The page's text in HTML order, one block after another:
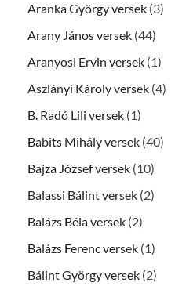
Aranka György versek (3)
Arany János versek (44)
Aranyosi Ervin versek (1)
Aszlányi Károly versek (4)
B. Radó Lili versek (1)
Babits Mihály versek (40)
Bajza József versek (10)
Balassi Bálint versek (2)
Balázs Béla versek (2)
Balázs Ferenc versek (1)
Bálint György versek (2)